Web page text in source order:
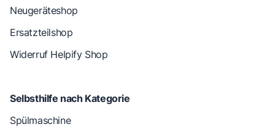
Neugeräteshop
Ersatzteilshop
Widerruf Helpify Shop
Selbsthilfe nach Kategorie
Spülmaschine